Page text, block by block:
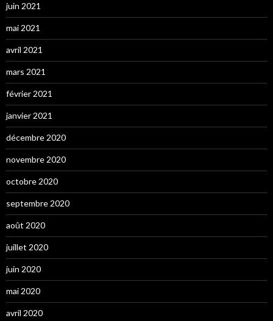
juin 2021
mai 2021
avril 2021
mars 2021
février 2021
janvier 2021
décembre 2020
novembre 2020
octobre 2020
septembre 2020
août 2020
juillet 2020
juin 2020
mai 2020
avril 2020